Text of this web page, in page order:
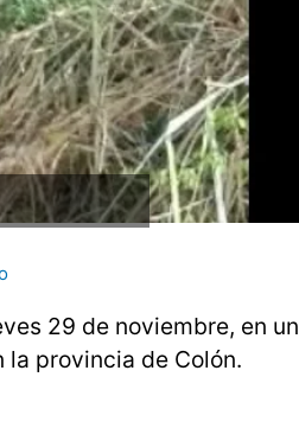
del área del accidente.
29 de noviembre, en un
provincia de Colón.